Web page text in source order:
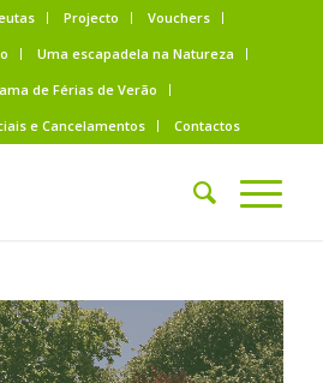
Projecto
Vouchers
Uma escapadela na Natureza
de Férias de Verão
e Cancelamentos
Contactos